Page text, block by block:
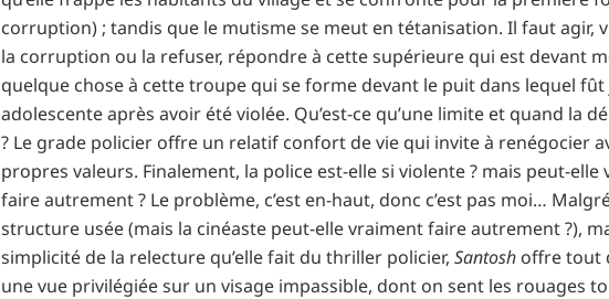
corruption) ; tandis que le mutisme se meut en tétanisation. Il faut agir,
la corruption ou la refuser, répondre à cette supérieure qui est devant
quelque chose à cette troupe qui se forme devant le puit dans lequel fût
adolescente après avoir été violée. Qu’est-ce qu’une limite et quand la
? Le grade policier offre un relatif confort de vie qui invite à renégocier
propres valeurs. Finalement, la police est-elle si violente ? mais peut-elle
faire autrement ? Le problème, c’est en-haut, donc c’est pas moi…
structure usée (mais la cinéaste peut-elle vraiment faire autrement ?),
simplicité de la relecture qu’elle fait du thriller policier,Santosh offre tout
une vue privilégiée sur un visage impassible, dont on sent les rouages